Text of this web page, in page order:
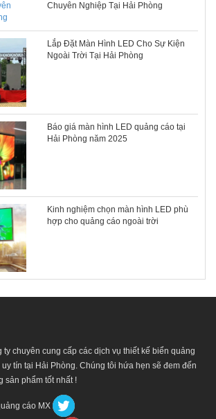
Chuyên Nghiệp Tại Hải Phòng
Lắp Đặt Màn Hình LED Cho Sự Kiện
Ngoài Trời Tại Hải Phòng
Báo giá màn hình LED quảng cáo tại
Hải Phòng năm 2025
Kinh nghiệm chọn màn hình LED phù
hợp cho quảng cáo ngoài trời
ty chuyên cung cấp các dịch vụ thiết kế biển quảng
tín tại Hải Phòng. Chúng tôi hứa hẹn sẽ đem đến
sản phẩm tốt nhất !